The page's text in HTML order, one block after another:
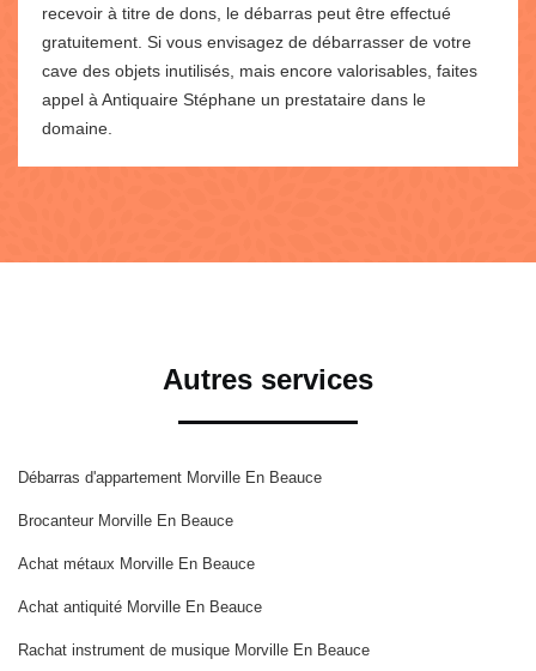
recevoir à titre de dons, le débarras peut être effectué
gratuitement. Si vous envisagez de débarrasser de votre
cave des objets inutilisés, mais encore valorisables, faites
appel à Antiquaire Stéphane un prestataire dans le
domaine.
Autres services
Débarras d'appartement Morville En Beauce
Brocanteur Morville En Beauce
Achat métaux Morville En Beauce
Achat antiquité Morville En Beauce
Rachat instrument de musique Morville En Beauce